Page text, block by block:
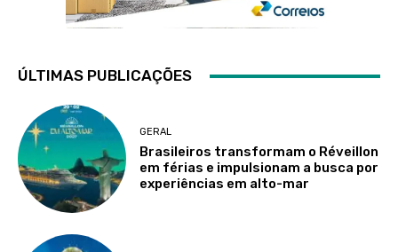
ÚLTIMAS PUBLICAÇÕES
GERAL
Brasileiros transformam o Réveillon
em férias e impulsionam a busca por
experiências em alto-mar